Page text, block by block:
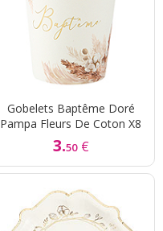
Gobelets Baptême Doré
Pampa Fleurs De Coton X8
3.50 €